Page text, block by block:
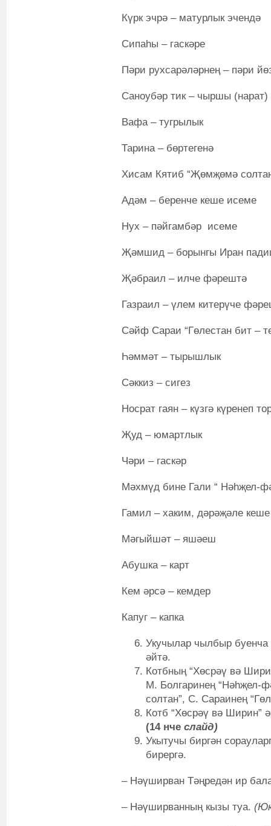
Күрк эчрә – матурлык эчендә
Сипаһы – гаскәре
Пәри рухсарәләрнең – пәри
Саноубәр тик – чыршы (нарат)
Вафа – тугрылык
Тарина – бөртегенә
Хисам Кятиб “Җөмҗөмә
Адәм – беренче кеше исеме
Нух – пәйгамбәр исеме
Җәмшид – борынгы Иран
Җәбраил – илче фәрештә
Газраил – үлем китерүче
Сәйф Сараи “Гөлестан бит –
Һәммәт – тырышлык
Сәккиз – сигез
Носрат гаян – күзгә күренеп
Җуд – юмартлык
Чәри – гаскәр
Мәхмүд бине Гали “ Нәһҗел-
Гамил – хаким, дәрәҗәле кеше
Мәгыйшәт – яшәеш
Абушка – карт
Кем әрсә – кемдер
Капуг – капка
Укучылар чылбыр буенча
әйтә.
Котбның “Хөсрәү вә
М. Болгаринең “Нәһҗел-
солтан”, С. Сараинең
Котб “Хөсрәү вә Ширин”
(14 нче слайд)
Укытучы биргән
бирергә.
– Нәүширван Тәңредән ир
– Нәүширванның кызы туа.